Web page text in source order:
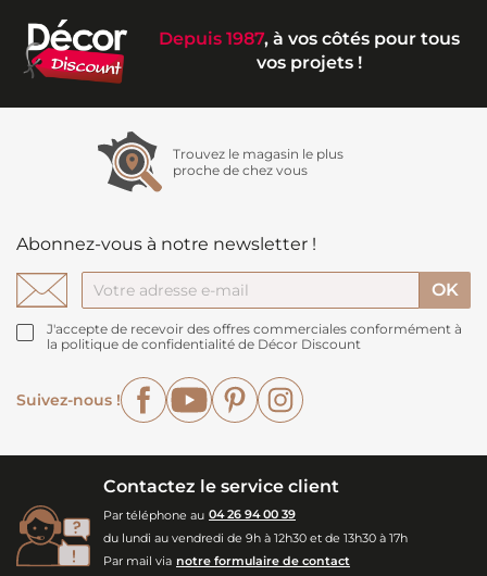
Depuis 1987, à vos côtés pour tous
vos projets !
Trouvez le magasin le plus
proche de chez vous
Abonnez-vous à notre newsletter !
J'accepte de recevoir des offres commerciales conformément à
la politique de confidentialité de Décor Discount
Suivez-nous !
FacebookYouTubePinterest
Contactez le service client
Par téléphone au 04 26 94 00 39
du lundi au vendredi de 9h à 12h30 et de 13h30 à 17h
Par mail via notre formulaire de contact